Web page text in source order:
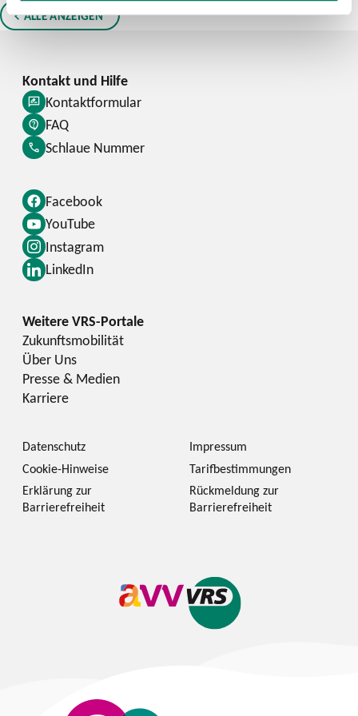
ALLE ANZEIGEN
Facebook
YouTube
Instagram
LinkedIn
Kontaktformular
FAQ
Schlaue Nummer
Zukunftsmobilität
Über Uns
Presse & Medien
Karriere
Datenschutz
Impressum
Cookie-Hinweise
Tarifbestimmungen
Erklärung zur
Barrierefreiheit
Rückmeldung zur
Barrierefreiheit